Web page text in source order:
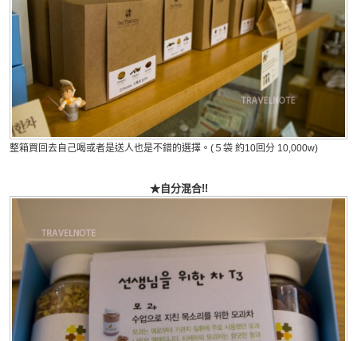
整箱買回去自己喝或者是送人也是不錯的選擇。(５袋 約10回分 10,000w)
★自分混合!!